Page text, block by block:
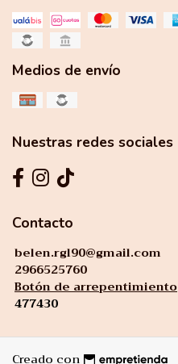
Medios de envío
Nuestras redes sociales
Contacto
belen.rgl90@gmail.com
2966525760
Botón de arrepentimiento
477430
Creado con